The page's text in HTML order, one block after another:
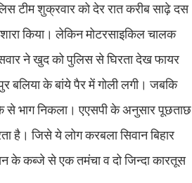
टीम शुक्रवार को देर रात करीब साढ़े दस
किया। लेकिन मोटरसाइकिल चालक
ने खुद को पुलिस से घिरता देख फायर
बलिया के बांये पैर में गोली लगी। जबकि
से भाग निकला। एएसपी के अनुसार पूछताछ
जिसे ये लोग करबला सिवान बिहार
के कब्जे से एक तमंचा व दो जिन्दा कारतूस